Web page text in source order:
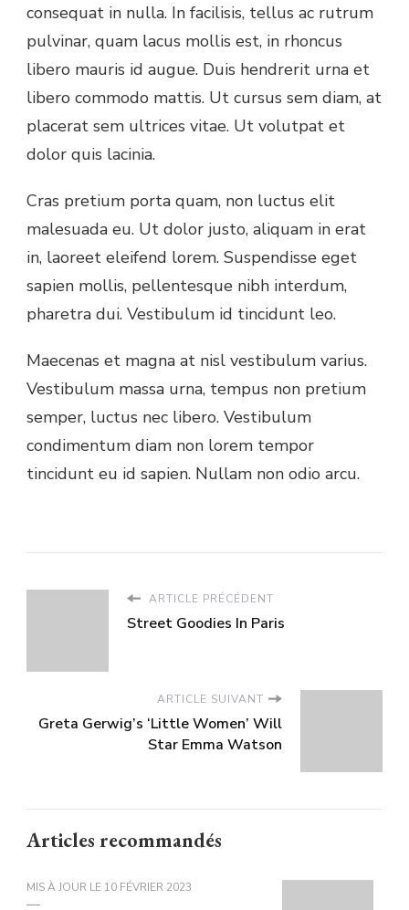
consequat in nulla. In facilisis, tellus ac rutrum
pulvinar, quam lacus mollis est, in rhoncus
libero mauris id augue. Duis hendrerit urna et
libero commodo mattis. Ut cursus sem diam, at
placerat sem ultrices vitae. Ut volutpat et
dolor quis lacinia.
Cras pretium porta quam, non luctus elit
malesuada eu. Ut dolor justo, aliquam in erat
in, laoreet eleifend lorem. Suspendisse eget
sapien mollis, pellentesque nibh interdum,
pharetra dui. Vestibulum id tincidunt leo.
Maecenas et magna at nisl vestibulum varius.
Vestibulum massa urna, tempus non pretium
semper, luctus nec libero. Vestibulum
condimentum diam non lorem tempor
tincidunt eu id sapien. Nullam non odio arcu.
ARTICLE PRÉCÉDENT
Street Goodies In Paris
ARTICLE SUIVANT
Greta Gerwig’s ‘Little Women’ Will
Star Emma Watson
Articles recommandés
MIS À JOUR LE 10 FÉVRIER 2023